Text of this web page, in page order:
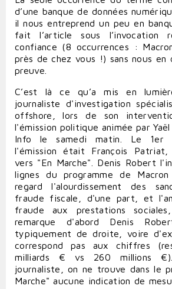
d’une banque de données
il nous entreprend un peu en
fait l’article sous l’invocation
confiance (8 occurrences :
près de chez vous !) sans nous en
preuve.
C’est là ce qu’a mis en
journaliste d'investigation
offshore , lors de son
l'émission politique animée par
Info le samedi matin. Le 1er
l'émission était François
vers "En Marche". Denis Robert
lignes du programme de
regard l'alourdissement des
fraude fiscale, d'une part, et
fraude aux prestations
remarque d'abord Denis
typiquement de droite, voire
correspond pas aux chiffres
milliards € vs 260 millions
journaliste, on ne trouve dans le
Marche" aucune indication de